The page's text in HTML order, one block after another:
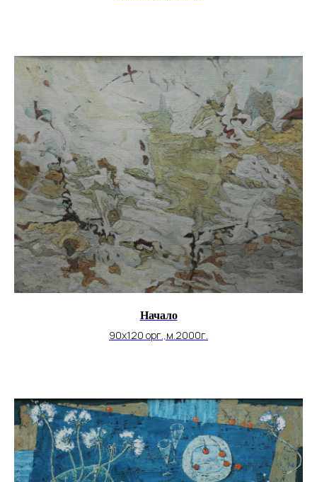
Начало
90х120 орг.,м.2000г.